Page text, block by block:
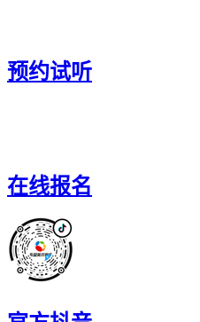
预约试听
在线报名